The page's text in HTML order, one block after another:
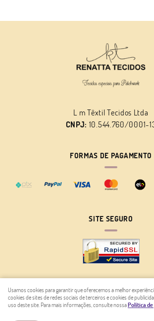
L m Têxtil Tecidos Ltda
CNPJ: 10.544.760/0001-
FORMAS DE PAGAMENTO
SITE SEGURO
LOJA VIRTUAL CRIADA POR
Usamos cookies para garantir que oferecemos a melhor
cookies de sites de redes sociais de terceiros e cookies de
uso deste site. Para mais informações, consulte nossaPolítica